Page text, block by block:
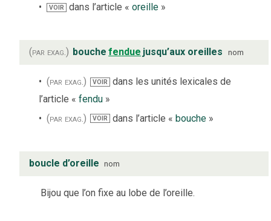
VOIR dans l’article «oreille »
(par exag.) bouche fendue jusqu’aux oreilles nom
(par exag.) VOIR dans les unités lexicales de
l’article « fendu »
(par exag.)
VOIR dans l’article « bouche»
boucle d’oreille nom
Bijou que l’on fixe au lobe de l’oreille.